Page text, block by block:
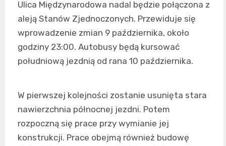
Ulica Międzynarodowa nadal będzie połączona z
aleją Stanów Zjednoczonych. Przewiduje się
wprowadzenie zmian 9 października, około
godziny 23:00. Autobusy będą kursować
południową jezdnią od rana 10 października.
W pierwszej kolejności zostanie usunięta stara
nawierzchnia północnej jezdni. Potem
rozpoczną się prace przy wymianie jej
konstrukcji. Prace obejmą również budowę